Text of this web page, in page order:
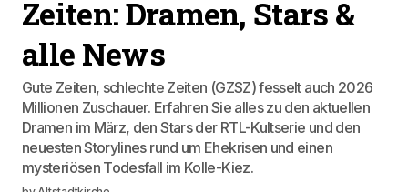
Zeiten: Dramen, Stars &
alle News
Gute Zeiten, schlechte Zeiten (GZSZ) fesselt auch 2026
Millionen Zuschauer. Erfahren Sie alles zu den aktuellen
Dramen im März, den Stars der RTL-Kultserie und den
neuesten Storylines rund um Ehekrisen und einen
mysteriösen Todesfall im Kolle-Kiez.